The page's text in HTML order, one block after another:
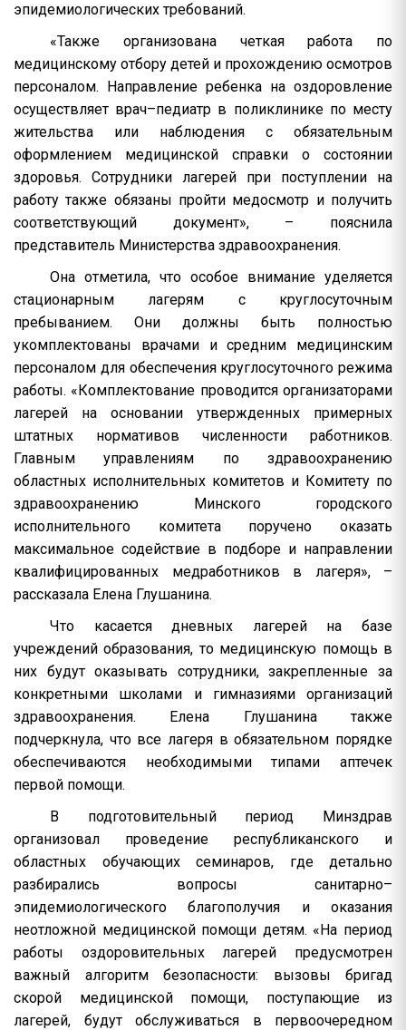
эпидемиологических требований.
«Также организована четкая работа по
медицинскому отбору детей и прохождению осмотров
персоналом. Направление ребенка на оздоровление
осуществляет врач–педиатр в поликлинике по месту
жительства или наблюдения с обязательным
оформлением медицинской справки о состоянии
здоровья. Сотрудники лагерей при поступлении на
работу также обязаны пройти медосмотр и получить
соответствующий документ», – пояснила
представитель Министерства здравоохранения.
Она отметила, что особое внимание уделяется
стационарным лагерям с круглосуточным
пребыванием. Они должны быть полностью
укомплектованы врачами и средним медицинским
персоналом для обеспечения круглосуточного режима
работы. «Комплектование проводится организаторами
лагерей на основании утвержденных примерных
штатных нормативов численности работников.
Главным управлениям по здравоохранению
областных исполнительных комитетов и Комитету по
здравоохранению Минского городского
исполнительного комитета поручено оказать
максимальное содействие в подборе и направлении
квалифицированных медработников в лагеря», –
рассказала Елена Глушанина.
Что касается дневных лагерей на базе
учреждений образования, то медицинскую помощь в
них будут оказывать сотрудники, закрепленные за
конкретными школами и гимназиями организаций
здравоохранения. Елена Глушанина также
подчеркнула, что все лагеря в обязательном порядке
обеспечиваются необходимыми типами аптечек
первой помощи.
В подготовительный период Минздрав
организовал проведение республиканского и
областных обучающих семинаров, где детально
разбирались вопросы санитарно–
эпидемиологического благополучия и оказания
неотложной медицинской помощи детям. «На период
работы оздоровительных лагерей предусмотрен
важный алгоритм безопасности: вызовы бригад
скорой медицинской помощи, поступающие из
лагерей, будут обслуживаться в первоочередном